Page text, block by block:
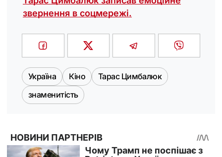
звернення в соцмережі.
Україна Кіно
Тарас Цимбалюк
знаменитість